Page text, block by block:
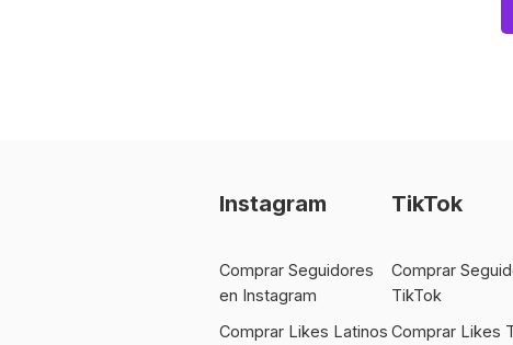
Instagram
Comprar Seguidores
en Instagram
Comprar Likes Latinos
TikTok
Comprar
TikTok
Comprar Likes